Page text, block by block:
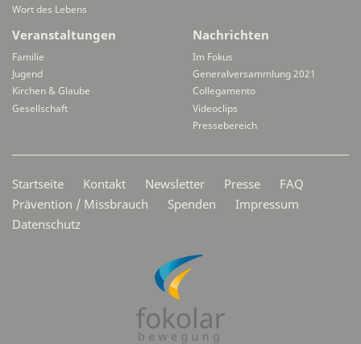
Wort des Lebens
Veranstaltungen
Familie
Jugend
Kirchen & Glaube
Gesellschaft
Nachrichten
Im Fokus
Generalversammlung 2021
Collegamento
Videoclips
Pressebereich
Startseite Kontakt Newsletter Presse
FAQ
Prävention / Missbrauch
Spenden
Impressum
Datenschutz